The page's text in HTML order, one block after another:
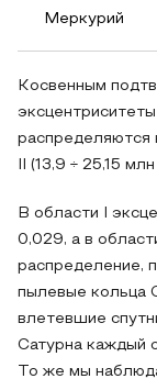
Меркурий
Косвенным
распределяются
II (13,9 ÷ 25,15
В области I
0,029, а в
распределение,
пылевые кольца
влетевшие
Сатурна каждый
То же мы